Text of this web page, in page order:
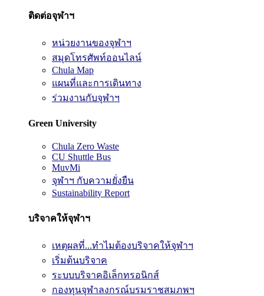
ติดต่อจุฬาฯ
หน่วยงานของจุฬาฯ
สมุดโทรศัพท์ออนไลน์
Chula Map
แผนที่และการเดินทาง
ร่วมงานกับจุฬาฯ
Green University
Chula Zero Waste
CU Shuttle Bus
MuvMi
จุฬาฯ กับความยั่งยืน
Sustainability Report
บริจาคให้จุฬาฯ
เหตุผลที่...ทำไมต้องบริจาคให้จุฬาฯ
เริ่มต้นบริจาค
ระบบบริจาคอิเล็กทรอนิกส์
กองทุนจุฬาลงกรณ์บรมราชสมภพฯ